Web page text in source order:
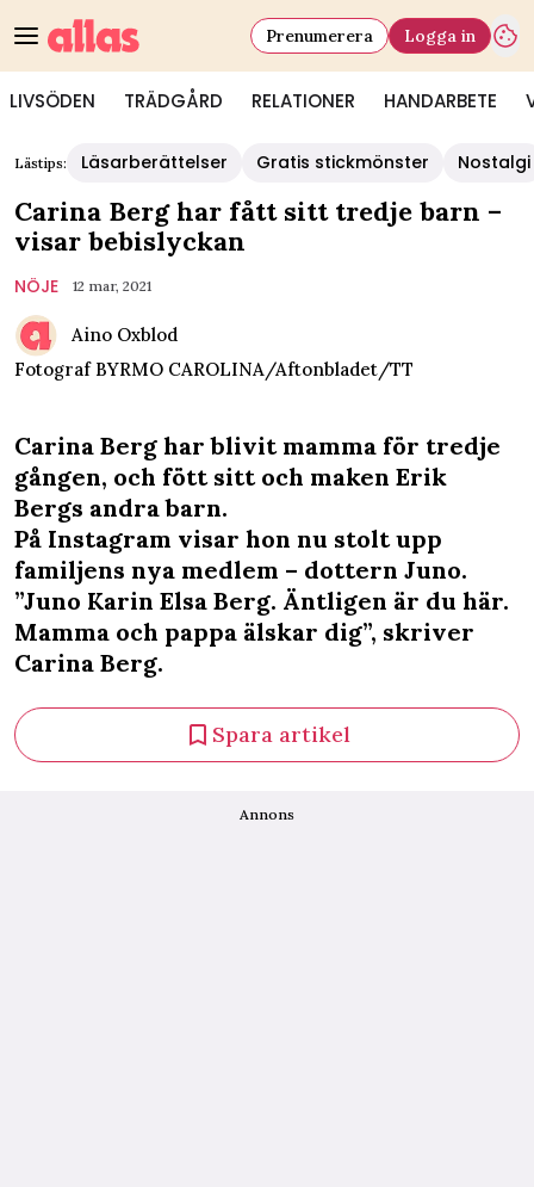
LIVSÖDEN TRÄDGÅRD RELATIONER HANDARBETE
Prenumerera Logga in
Lästips: Läsarberättelser Gratis stickmönster Nostalgi
Carina Berg har fått sitt tredje barn –
visar bebislyckan
NÖJE 12 mar, 2021
Aino Oxblod
Fotograf BYRMO CAROLINA/Aftonbladet/TT
Carina Berg har blivit mamma för tredje
gången, och fött sitt och maken Erik
Bergs andra barn.
På Instagram visar hon nu stolt upp
familjens nya medlem – dottern Juno.
”Juno Karin Elsa Berg. Äntligen är du här.
Mamma och pappa älskar dig”, skriver
Carina Berg.
Spara artikel
Annons